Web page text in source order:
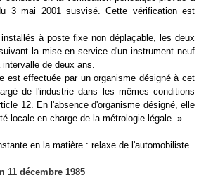
3 mai 2001 susvisé. Cette vérification est
à poste fixe non déplaçable, les deux
la mise en service d'un instrument neuf
de deux ans.
est effectuée par un organisme désigné à cet
de l'industrie dans les mêmes conditions
12. En l'absence d'organisme désigné, elle
locale en charge de la métrologie légale. »
en la matière : relaxe de l'automobiliste.
11 décembre 1985